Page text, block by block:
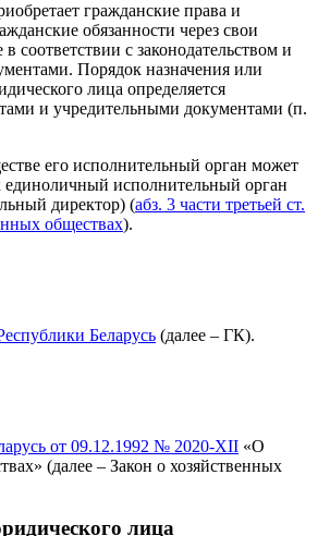
гражданские права и
обязанности через свои
соответствии с законодательством и
Порядок назначения или
лица определяется
и учредительными документами (п.
его исполнительный орган может
единоличный исполнительный орган
директор) (абз. 3 части третьей ст.
обществах).
Беларусь (далее – ГК).
от 09.12.1992 № 2020-XII «О
(далее – Закон о хозяйственных
лица